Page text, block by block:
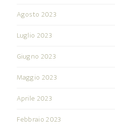
Agosto 2023
Luglio 2023
Giugno 2023
Maggio 2023
Aprile 2023
Febbraio 2023